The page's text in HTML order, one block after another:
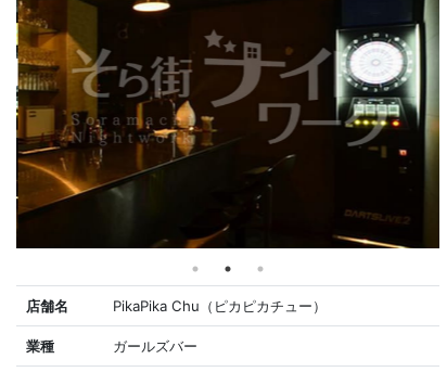
店舗名 PikaPika Chu（ピカピカチュー）
業種 ガールズバー